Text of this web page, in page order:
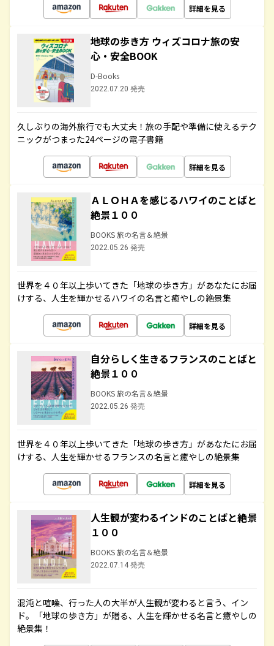
詳細を見る
地球の歩き方 ウィズコロナ旅の安
心・安全BOOK
D-Books
2022.07.20 発売
久しぶりの海外旅行でも大丈夫！旅の手配や準備に使えるテク
ニックがつまった24ページの電子書籍
詳細を見る
ＡＬＯＨＡを感じるハワイのことばと
絶景１００
BOOKS 旅の名言＆絶景
2022.05.26 発売
世界を４０年以上歩いてきた「地球の歩き方」があなたにお届
けする、人生を輝かせるハワイの名言と癒やしの絶景集
詳細を見る
自分らしく生きるフランスのことばと
絶景１００
BOOKS 旅の名言＆絶景
2022.05.26 発売
世界を４０年以上歩いてきた「地球の歩き方」があなたにお届
けする、人生を輝かせるフランスの名言と癒やしの絶景集
詳細を見る
人生観が変わるインドのことばと絶景
１００
BOOKS 旅の名言＆絶景
2022.07.14 発売
混沌と喧噪、行った人の大半が人生観が変わると言う、イン
ド。「地球の歩き方」が贈る、人生を輝かせる名言と癒やしの
絶景集！